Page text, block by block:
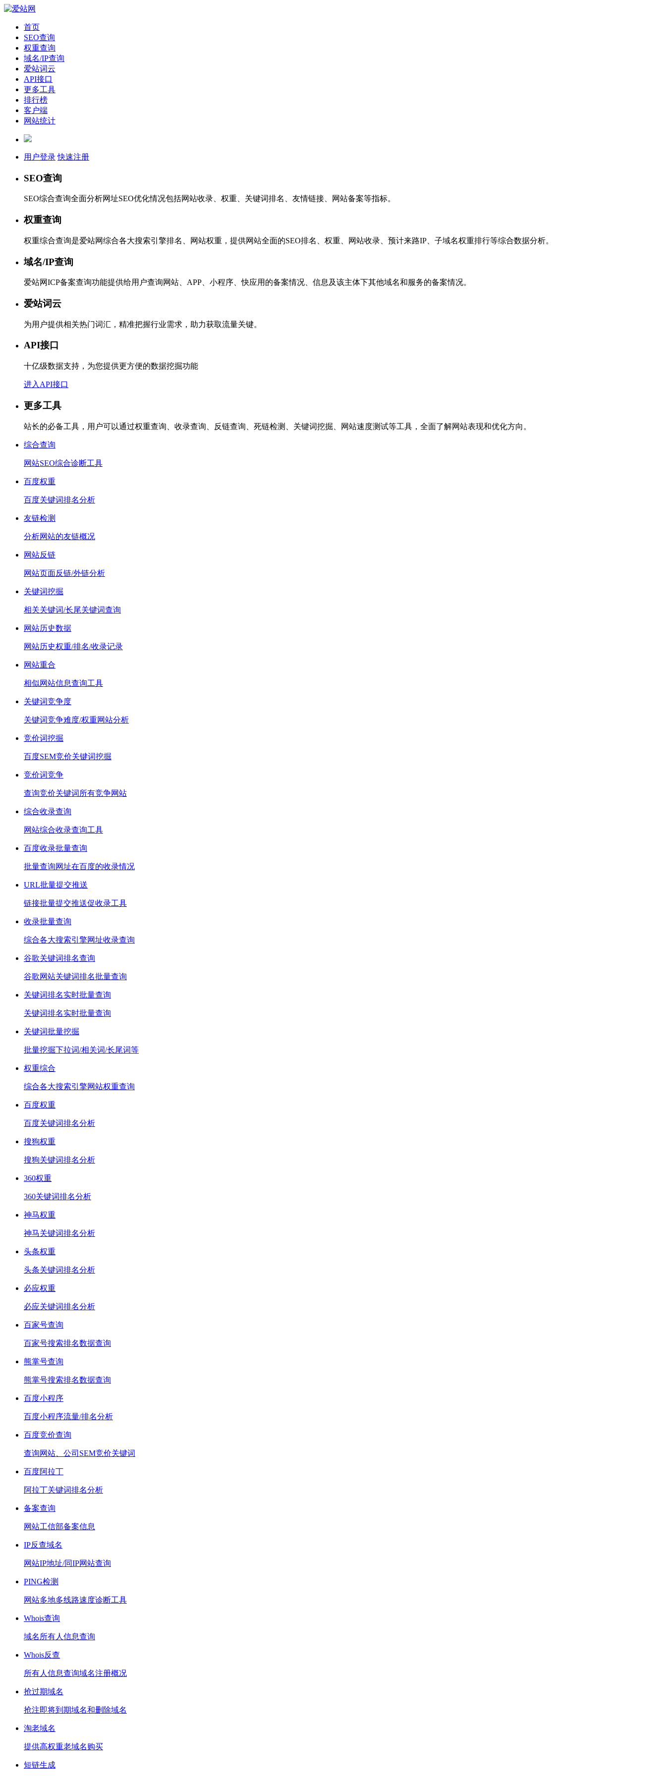
首页
SEO查询
权重查询
域名/IP查询
爱站词云
API接口
更多工具
排行榜
客户端
网站统计
用户登录 快速注册
SEO查询
SEO综合查询全面分析网址SEO优化情况包括网站收录、权重、关键词排名、友情链接、网站备案等指标。
权重查询
权重综合查询是爱站网综合各大搜索引擎排名、网站权重，提供网站全面的SEO排名、权重、网站收录、预计来路IP、子域名权重排行等综合数据分析。
域名/IP查询
爱站网ICP备案查询功能提供给用户查询网站、APP、小程序、快应用的备案情况、信息及该主体下其他域名和服务的备案情况。
爱站词云
为用户提供相关热门词汇，精准把握行业需求，助力获取流量关键。
API接口
十亿级数据支持，为您提供更方便的数据挖掘功能
进入API接口
更多工具
站长的必备工具，用户可以通过权重查询、收录查询、反链查询、死链检测、关键词挖掘、网站速度测试等工具，全面了解网站表现和优化方向。
综合查询
网站SEO综合诊断工具
百度权重
百度关键词排名分析
友链检测
分析网站的友链概况
网站反链
网站页面反链/外链分析
关键词挖掘
相关关键词/长尾关键词查询
网站历史数据
网站历史权重/排名/收录记录
网站重合
相似网站信息查询工具
关键词竞争度
关键词竞争难度/权重网站分析
竞价词挖掘
百度SEM竞价关键词挖掘
竞价词竞争
查询竞价关键词所有竞争网站
综合收录查询
网站综合收录查询工具
百度收录批量查询
批量查询网址在百度的收录情况
URL批量提交推送
链接批量提交推送促收录工具
收录批量查询
综合各大搜索引擎网址收录查询
谷歌关键词排名查询
谷歌网站关键词排名批量查询
关键词排名实时批量查询
关键词排名实时批量查询
关键词批量挖掘
批量挖掘下拉词/相关词/长尾词等
权重综合
综合各大搜索引擎网站权重查询
百度权重
百度关键词排名分析
搜狗权重
搜狗关键词排名分析
360权重
360关键词排名分析
神马权重
神马关键词排名分析
头条权重
头条关键词排名分析
必应权重
必应关键词排名分析
百家号查询
百家号搜索排名数据查询
熊掌号查询
熊掌号搜索排名数据查询
百度小程序
百度小程序流量/排名分析
百度竞价查询
查询网站、公司SEM竞价关键词
百度阿拉丁
阿拉丁关键词排名分析
备案查询
网站工信部备案信息
IP反查域名
网站IP地址/同IP网站查询
PING检测
网站多地多线路速度诊断工具
Whois查询
域名所有人信息查询
Whois反查
所有人信息查询域名注册概况
抢过期域名
抢注即将到期域名和删除域名
淘老域名
提供高权重老域名购买
短链生成